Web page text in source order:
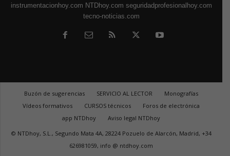
instrumentacionhoy.com NTDhoy.com seguridadprofesionalhoy.com
tecno-noticias.com
Buzón de sugerencias SERVICIO AL LECTOR
Monografías
Vídeos formativos
CURSOS técnicos
Foros de electrónica
app NTDhoy
Aviso legal NTDhoy
© NTDhoy, S.L., Segundo Mata 4A, 28224 Pozuelo de Alarcón, Madrid, +34
626981059, info @ ntdhoy.com